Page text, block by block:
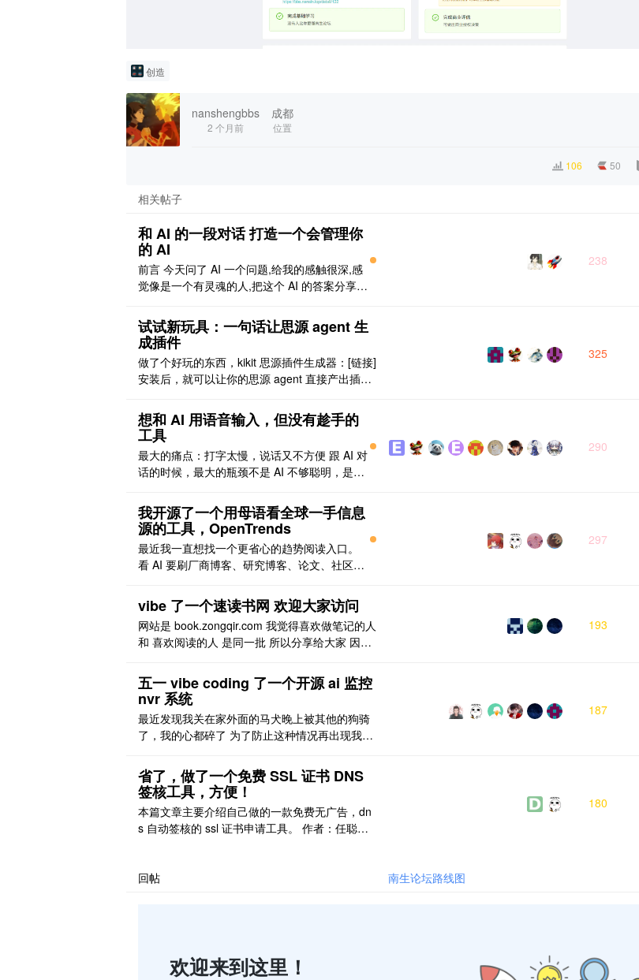
创造
nanshengbbs
2 个月前
成都
位置
106 50
相关帖子
和 AI 的一段对话 打造一个会管理你
的 AI
前言 今天问了 AI 一个问题,给我的感触很深,感
觉像是一个有灵魂的人,把这个 AI 的答案分享给
和 Workbuddy 的 Kimi k3 模型,他们的回答就是
第一层的建议的模式 下面来看下完整的过程 其
中除了第一个问题后面我的回答都是 你说的对
继续 第二点就是 它按照你以 ..
238
试试新玩具：一句话让思源 agent 生
成插件
做了个好玩的东西，kikit 思源插件生成器：[链接]
安装后，就可以让你的思源 agent 直接产出插
片]
325
想和 AI 用语音输入，但没有趁手的
工具
最大的痛点：打字太慢，说话又不方便 跟 AI 对
话的时候，最大的瓶颈不是 AI 不够聪明，是我
敲几十个字。中间全变成了「算了，懒得打
了」。 语音输入是解决办法。一分钟能说 200-
300 字，比打字快三倍。 但问题来了：在哪儿
说话？ 我坐在工位上跟 Claude 聊方案，电脑
离 ..
290
我开源了一个用母语看全球一手信息
源的工具，OpenTrends
最近我一直想找一个更省心的趋势阅读入口。
看 AI 要刷厂商博客、研究博客、论文、社区讨
Trending。看中文热点又要刷知乎、掘金和各种
中文社区。来回切换很痛苦 所以我做了 OpenTr
ends 它是一个用母语看全球一手信息源的开源
工具。OpenAI、Ant ..
297
vibe 了一个速读书网 欢迎大家访问
网站是 book.zongqir.com 我觉得喜欢做笔记的人
和 喜欢阅读的人 是同一批 所以分享给大家 因为
卓 app 妈妈再也不担心我坐地铁没法学习了 目前
大概 700 本书
193
五一 vibe coding 了一个开源 ai 监控
nvr 系统
最近发现我关在家外面的马犬晚上被其他的狗骑
了，我的心都碎了 为了防止这种情况再出现我想
摄像头，他有一些智能识别能力，但不多 我所需
要的场景其实很简单：识别监控指定区域出现两
只及以上的狗立刻通知我 然后我可以通过对话功
能进行驱离。 这玩意自己写肯定是费事费力还不
讨好 ..
187
省了，做了一个免费 SSL 证书 DNS
签核工具，方便！
本篇文章主要介绍自己做的一款免费无广告，dn
s 自动签核的 ssl 证书申请工具。 作者：任聪聪
[图片] 操作极为简单，无需复杂配置，只需要找
180
回帖 南生论坛路线图
欢迎来到这里！